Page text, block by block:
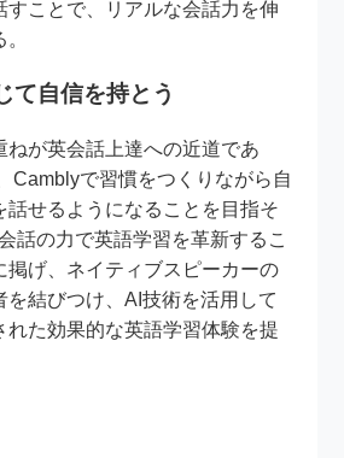
すことで、リアルな会話力を伸
て自信を持とう
ねが英会話上達への近道であ
Camblyで習慣をつくりながら自
話せるようになることを目指そ
話の力で英語学習を革新するこ
掲げ、ネイティブスピーカーの
を結びつけ、AI技術を活用して
れた効果的な英語学習体験を提